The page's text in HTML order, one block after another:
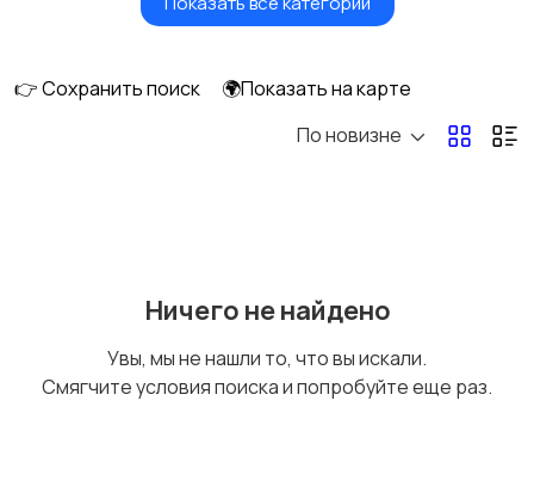
Квадроциклы и багги
Снегоходы
👉 Сохранить поиск
🌍Показать на карте
По новизне
Ничего не найдено
Увы, мы не нашли то, что вы искали.
Смягчите условия поиска и попробуйте еще раз.